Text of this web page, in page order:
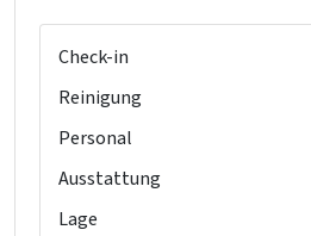
Check-in
Reinigung
Personal
Ausstattung
Lage